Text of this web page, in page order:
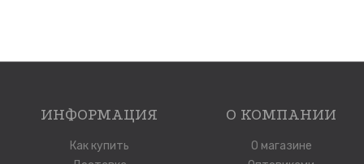
ИНФОРМАЦИЯ
Как купить
О КОМПАНИИ
О магазине